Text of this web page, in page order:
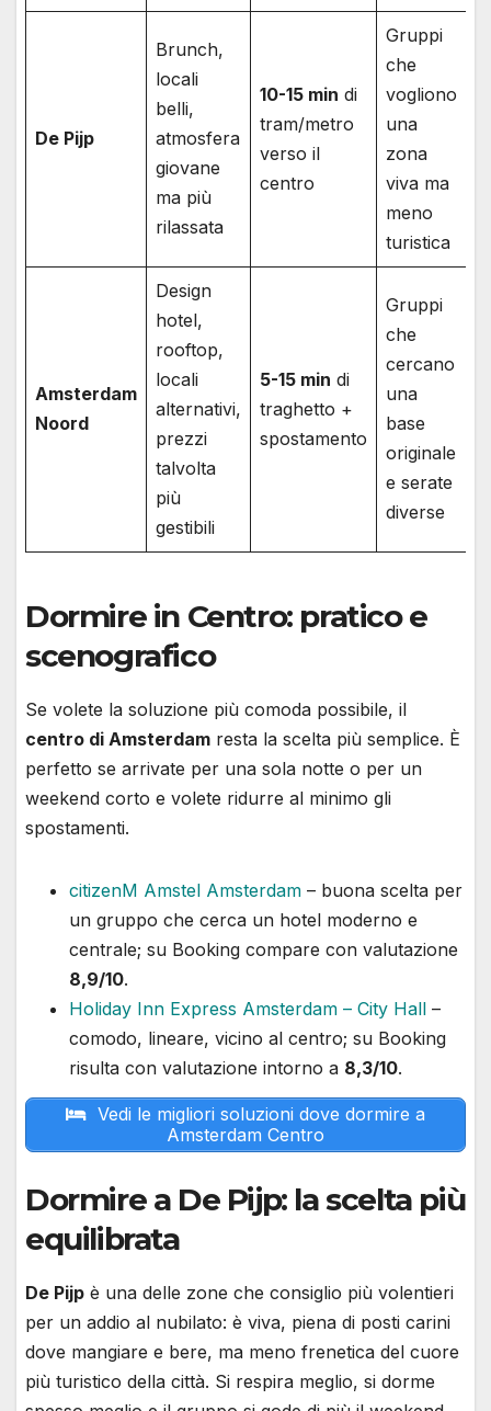
De Pijp
Brunch,
locali
belli,
atmosfera
giovane
ma più
rilassata
10-15 min di
tram/metro
verso il
centro
Gruppi
che
vogliono
una
zona
viva ma
meno
turistica
Amsterdam
Noord
Design
hotel,
rooftop,
locali
alternativi,
prezzi
talvolta
più
gestibili
5-15 min di
traghetto +
spostamento
Gruppi
che
cercano
una
base
originale
e serate
diverse
Dormire in Centro: pratico e
scenografico
Se volete la soluzione più comoda possibile, il
centro di Amsterdam resta la scelta più semplice. È
perfetto se arrivate per una sola notte o per un
weekend corto e volete ridurre al minimo gli
spostamenti.
citizenM Amstel Amsterdam – buona scelta per
un gruppo che cerca un hotel moderno e
centrale; su Booking compare con valutazione
8,9/10.
Holiday Inn Express Amsterdam – City Hall –
comodo, lineare, vicino al centro; su Booking
risulta con valutazione intorno a 8,3/10.
Vedi le migliori soluzioni dove dormire a
Amsterdam Centro
Dormire a De Pijp: la scelta più
equilibrata
De Pijp è una delle zone che consiglio più volentieri
per un addio al nubilato: è viva, piena di posti carini
dove mangiare e bere, ma meno frenetica del cuore
più turistico della città. Si respira meglio, si dorme